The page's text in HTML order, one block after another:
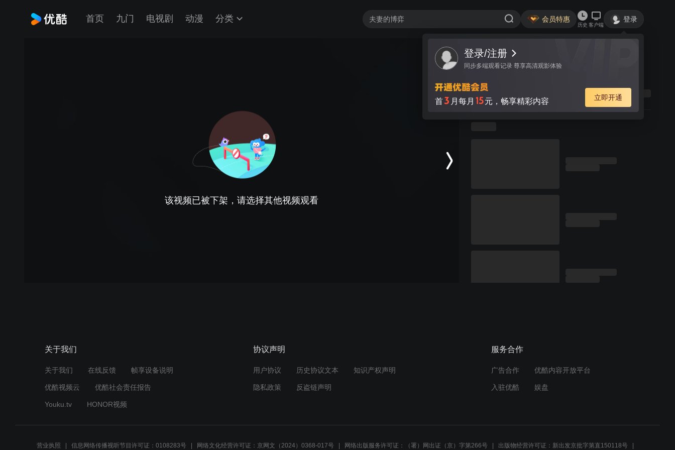
首页 九门 电视剧 动漫 分类 会员特惠
历史 客户端
登录
登录/注册
同步多端观看记录 尊享高清观影体验
首3 月每月 15元，畅享精彩内容 立即开通
该视频已被下架，请选择其他视频观看
关于我们
关于我们 在线反馈 帧享设备说明
优酷视频云 优酷社会责任报告
Youku.tv HONOR视频
协议声明
用户协议 历史协议文本 知识产权声明
隐私政策 反盗链声明
服务合作
广告合作 优酷内容开放平台
入驻优酷 娱盘
营业执照 信息网络传播视听节目许可证：0108283号 网络文化经营许可证：京网文（2024）0368-017号 网络出版服务许可证：（署）网出证（京）字第266号 出版物经营许可证：新出发京批字第直150118号